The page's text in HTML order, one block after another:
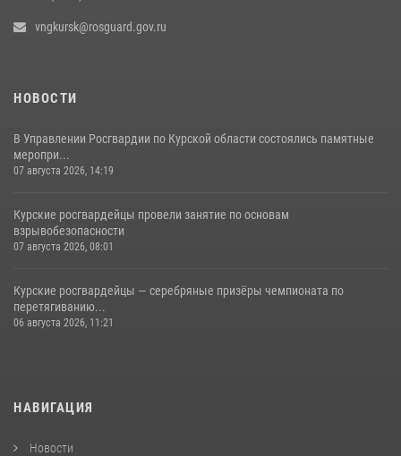
vngkursk@rosguard.gov.ru
НОВОСТИ
В Управлении Росгвардии по Курской области состоялись памятные
меропри...
07 августа 2026, 14:19
Курские росгвардейцы провели занятие по основам
взрывобезопасности
07 августа 2026, 08:01
Курские росгвардейцы — серебряные призёры чемпионата по
перетягиванию...
06 августа 2026, 11:21
НАВИГАЦИЯ
Новости